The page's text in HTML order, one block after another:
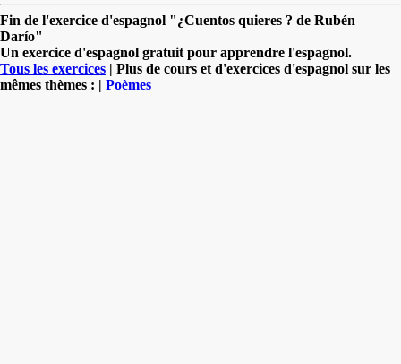
Fin de l'exercice d'espagnol "¿Cuentos quieres ? de Rubén
Darío"
Un exercice d'espagnol gratuit pour apprendre l'espagnol.
Tous les exercices | Plus de cours et d'exercices d'espagnol sur les
mêmes thèmes : | Poèmes